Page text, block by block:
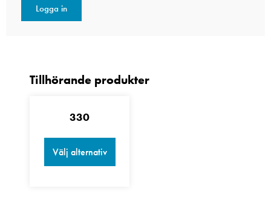
Logga in
330
Välj alternativ